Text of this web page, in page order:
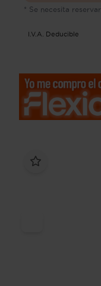
* Se necesita
I.V.A. Deducible